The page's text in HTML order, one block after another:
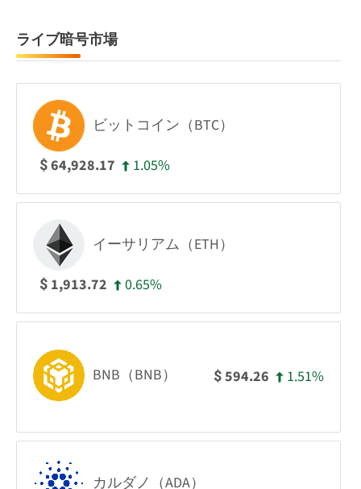
ライブ暗号市場
ビットコイン（BTC）
$64,928.17 1.05%
イーサリアム（ETH）
$ 1,913.72 0.65%
BNB（BNB） $594.26 1.51%
カルダノ（ADA）